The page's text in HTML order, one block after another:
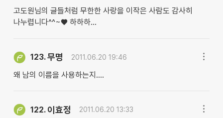
고도원님의 글들처럼 무한한 사랑을 이작은 사람도 감사히
나누렵니다^^~♥ 하하하...
123.무명 2011.06.20 19:46
왜 남의 이름을 사용하는지....
122. 이효정 2011.06.20 13:33